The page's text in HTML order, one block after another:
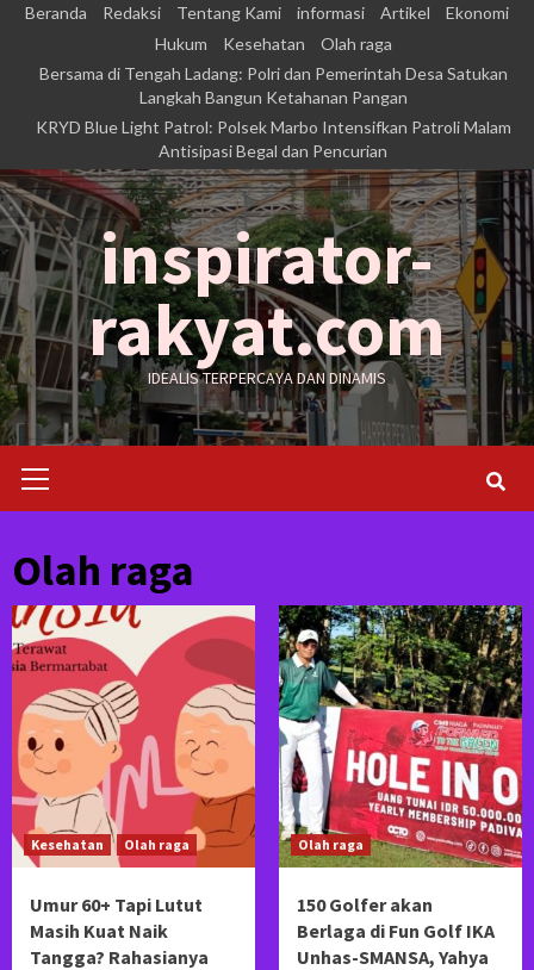
Skip
content
Beranda Redaksi Tentang Kami informasi Artikel
Ekonomi
Hukum
Kesehatan
Olah raga
Bersama di Tengah Ladang: Polri dan Pemerintah Desa Satukan
Langkah Bangun Ketahanan Pangan
KRYD Blue Light Patrol: Polsek Marbo Intensifkan Patroli Malam
Antisipasi Begal dan Pencurian
inspirator-
rakyat.com
IDEALIS TERPERCAYA DAN DINAMIS
Menu
Olah raga
Kesehatan Olah raga
Umur 60+ Tapi Lutut
Masih Kuat Naik
Tangga? Rahasianya
Olah raga
150 Golfer akan
Berlaga di Fun Golf IKA
Unhas-SMANSA, Yahya